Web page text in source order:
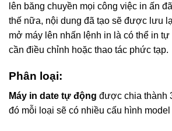
lên băng chuyền mọi công việc in ấn
thế nữa, nội dung đã tạo sẽ được lưu
mở máy lên nhấn lệnh in là có thể in tự
cần điều chỉnh hoặc thao tác phức tạp.
Phân loại:
Máy in date tự động được chia thành
đó mỗi loại sẽ có nhiều cấu hình model